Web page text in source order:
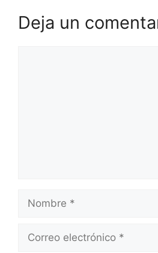
Deja un
Nombre
Correo